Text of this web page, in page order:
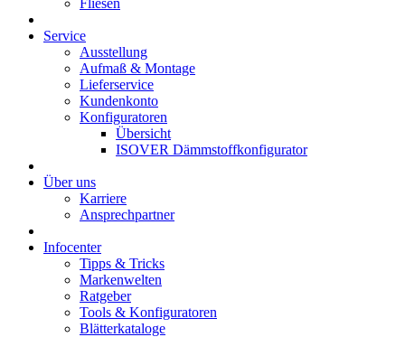
Fliesen
Service
Ausstellung
Aufmaß & Montage
Lieferservice
Kundenkonto
Konfiguratoren
Übersicht
ISOVER Dämmstoffkonfigurator
Über uns
Karriere
Ansprechpartner
Infocenter
Tipps & Tricks
Markenwelten
Ratgeber
Tools & Konfiguratoren
Blätterkataloge